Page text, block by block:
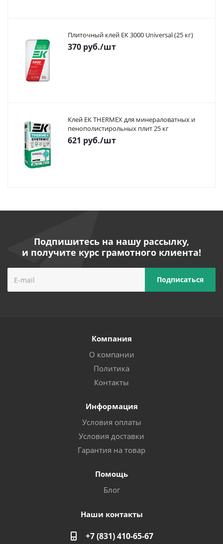
Плиточный клей ЕК 3000 Universal (25 кг)
370 руб./шт
Клей ЕК THERMEX для минераловатных и
пенополистирольных плит 25 кг
621 руб./шт
Подпишитесь на нашу рассылку,
и получите курс грамотного клиента!
Компания
О компании
Политика
Контакты
Информация
Условия оплаты
Условия доставки
Гарантия на товар
Помощь
Блог
Наши контакты
+7 (831) 410-65-67